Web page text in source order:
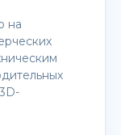
на